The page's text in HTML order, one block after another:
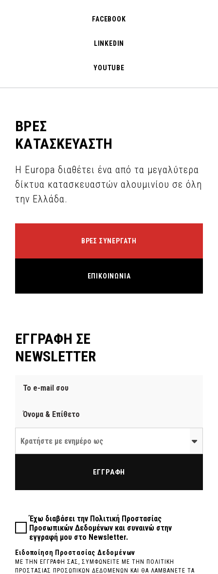
FACEBOOK
LINKEDIN
YOUTUBE
ΒΡΕΣ
ΚΑΤΑΣΚΕΥΑΣΤΗ
Η Europa διαθέτει ένα από τα μεγαλύτερα
δίκτυα κατασκευαστών αλουμινίου σε όλη
την Ελλάδα.
ΒΡΕΣ ΣΥΝΕΡΓΑΤΗ
ΕΠΙΚΟΙΝΩΝΙΑ
ΕΓΓΡΑΦΗ ΣΕ
NEWSLETTER
Κρατήστε με ενημέρο ως
Έχω διαβάσει την Πολιτική Προστασίας
Προσωπικών Δεδομένων και συναινώ στην
εγγραφή μου στο Newsletter.
ΕΓΓΡΑΦΗ
Ειδοποίηση Προστασίας Δεδομένων
ΜΕ ΤΗΝ ΕΓΓΡΑΦΗ ΣΑΣ, ΣΥΜΦΩΝΕΙΤΕ ΜΕ ΤΗΝ ΠΟΛΙΤΙΚΗ
ΠΡΟΣΤΑΣΙΑΣ ΠΡΟΣΩΠΙΚΩΝ ΔΕΔΟΜΕΝΩΝ ΚΑΙ ΘΑ ΛΑΜΒΑΝΕΤΕ ΤΑ